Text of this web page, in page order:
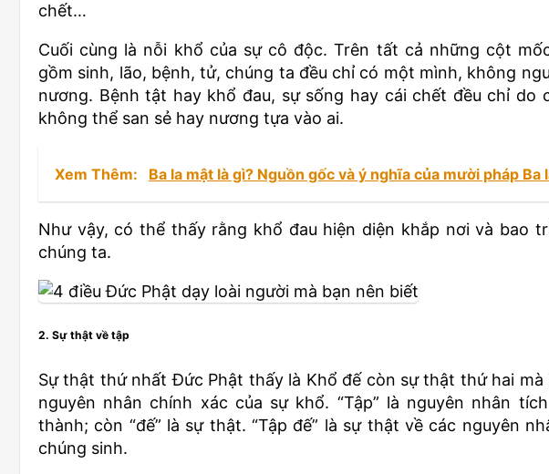
chết…
Cuối cùng là nỗi khổ của sự cô độc. Trên tất cả những cột
gồm sinh, lão, bệnh, tử, chúng ta đều chỉ có một mình, không
nương. Bệnh tật hay khổ đau, sự sống hay cái chết đều chỉ do
không thể san sẻ hay nương tựa vào ai.
Xem Thêm: Ba la mật là gì? Nguồn gốc và ý nghĩa của mười pháp Ba
Như vậy, có thể thấy rằng khổ đau hiện diện khắp nơi và bao
chúng ta.
2. Sự thật về tập
Sự thật thứ nhất Đức Phật thấy là Khổ đế còn sự thật thứ hai mà
nguyên nhân chính xác của sự khổ. “Tập” là nguyên nhân
thành; còn “đế” là sự thật. “Tập đế” là sự thật về các nguyên
chúng sinh.